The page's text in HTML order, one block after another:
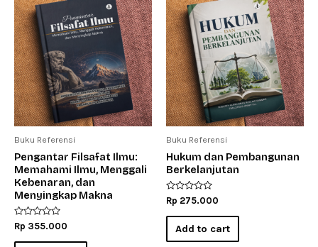
Buku Referensi
Pengantar Filsafat Ilmu:
Memahami Ilmu, Menggali
Kebenaran, dan
Menyingkap Makna
Rated
0
out
Rp 355.000
Buku Referensi
Hukum dan Pembangunan
Berkelanjutan
Rated
0
out
Rp 275.000
Add to cart